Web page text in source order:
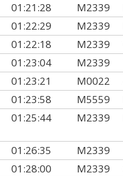
01:21:28 M2339
01:22:29 M2339
01:22:18 M2339
01:23:04 M2339
01:23:21 M0022
01:23:58 M5559
01:25:44 M2339
01:26:35 M2339
01:28:00 M2339